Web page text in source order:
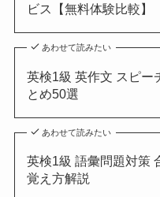
ビス【無料体験比較】
あわせて読みたい
英検1級 英作文 スピー
とめ50選
あわせて読みたい
英検1級 語彙問題対策
覚え方解説